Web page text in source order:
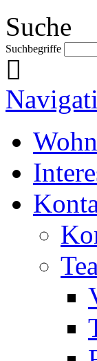
Suche
Suchbegriffe